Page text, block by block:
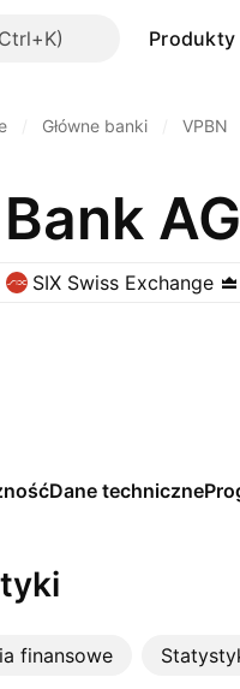
Produkty
Główne banki VPBN
SIX Swiss Exchange
Dane techniczne
finansowe